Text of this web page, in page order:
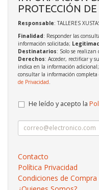
PROTECCIÓN
Responsable: TALLERES
Finalidad: Responder las
información solicitada;
Destinatarios: Solo se realizan
Derechos: Acceder, rectificar y
indica en la información adicional;
consultar la información
de Privacidad
He leído y acepto la
Contacto
Política Privacidad
Condiciones de Compra